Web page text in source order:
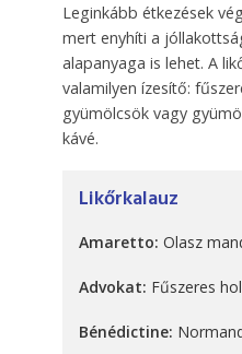
Leginkább étkezések
mert enyhíti a
alapanyaga is lehet. A
valamilyen ízesítő:
gyümölcsök vagy
kávé.
Likőrkalauz
Amaretto: Olasz
Advokat: Fűszeres
Bénédictine: